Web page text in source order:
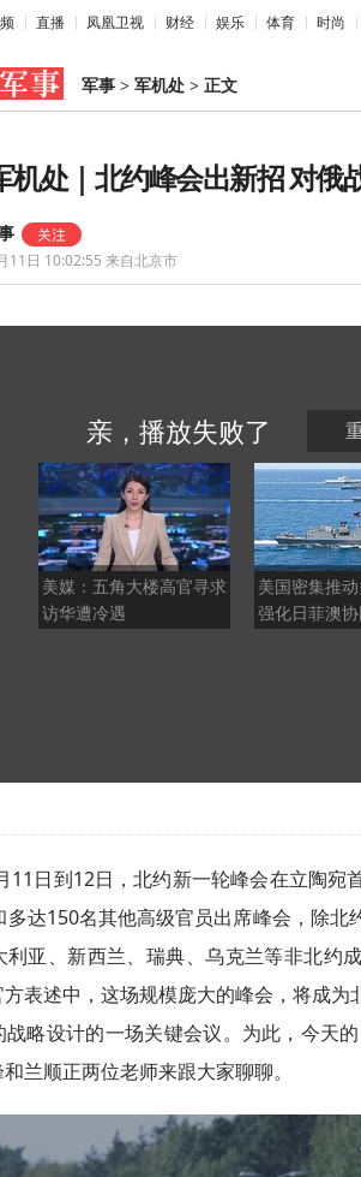
直播 凤凰卫视 财经 娱乐 体育 时尚
军事 > 军机处 > 正文
机处｜北约峰会出新招 对俄
11日 10:02:55 来自北京市
亲，播放失败了
美媒：五角大楼高官寻求
访华遭冷遇
美国密集推动
强化日菲澳
11日到12日，北约新一轮峰会在立陶宛
达150名其他高级官员出席峰会，除北
利亚、新西兰、瑞典、乌克兰等非北约
表述中，这场规模庞大的峰会，将成
略设计的一场关键会议。为此，今天
兰顺正两位老师来跟大家聊聊。